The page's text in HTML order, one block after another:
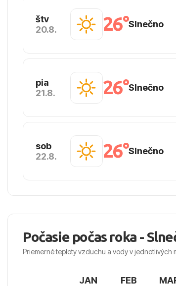
štv
20.8.
26°Slnečno
pia
21.8.
26°Slnečno
sob
22.8.
26°Slnečno
Počasie počas roka -
Priemerné teploty vzduchu a vody v jednotlivých
JAN FEB